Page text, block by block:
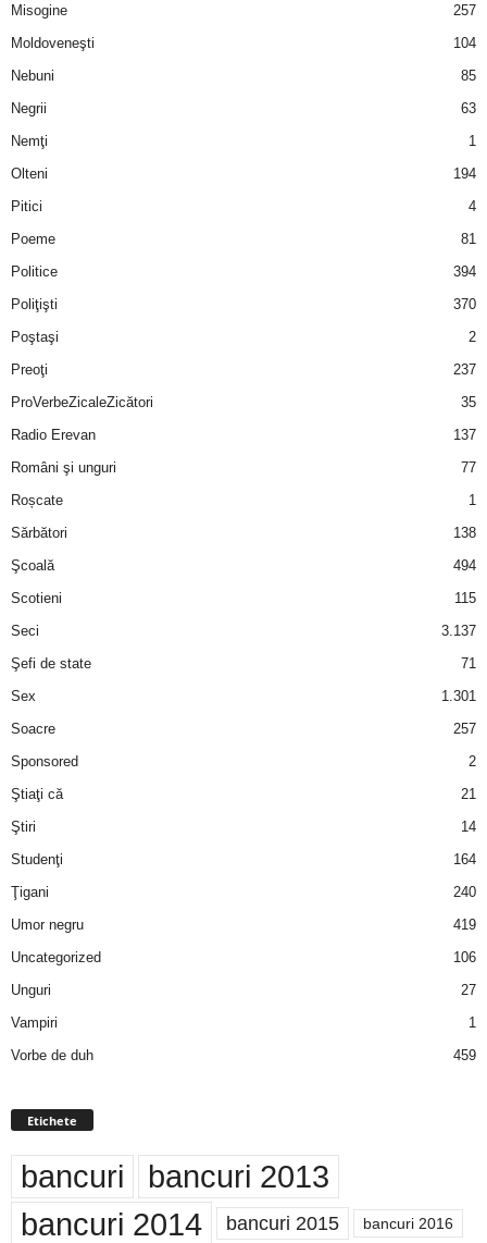
Misogine
257
Moldoveneşti
104
Nebuni
85
Negrii
63
Nemţi
1
Olteni
194
Pitici
4
Poeme
81
Politice
394
Poliţişti
370
Poştaşi
2
Preoţi
237
ProVerbeZicaleZicători
35
Radio Erevan
137
Români şi unguri
77
Roșcate
1
Sărbători
138
Şcoală
494
Scotieni
115
Seci
3.137
Şefi de state
71
Sex
1.301
Soacre
257
Sponsored
2
Ştiaţi că
21
Ştiri
14
Studenţi
164
Ţigani
240
Umor negru
419
Uncategorized
106
Unguri
27
Vampiri
1
Vorbe de duh
459
Etichete
bancuri bancuri 2013
bancuri 2014 bancuri 2015 bancuri 2016